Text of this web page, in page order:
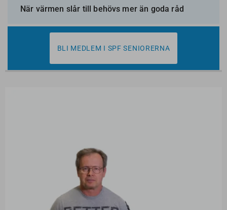
När värmen slår till behövs mer än goda råd
BLI MEDLEM I SPF SENIORERNA